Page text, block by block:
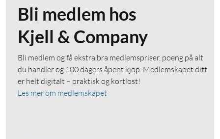
Bli medlem hos
Kjell & Company
Bli medlem og få ekstra bra medlemspriser, poeng på alt
du handler og 100 dagers åpent kjøp. Medlemskapet ditt
er helt digitalt – praktisk og kortløst!
Les mer om medlemskapet